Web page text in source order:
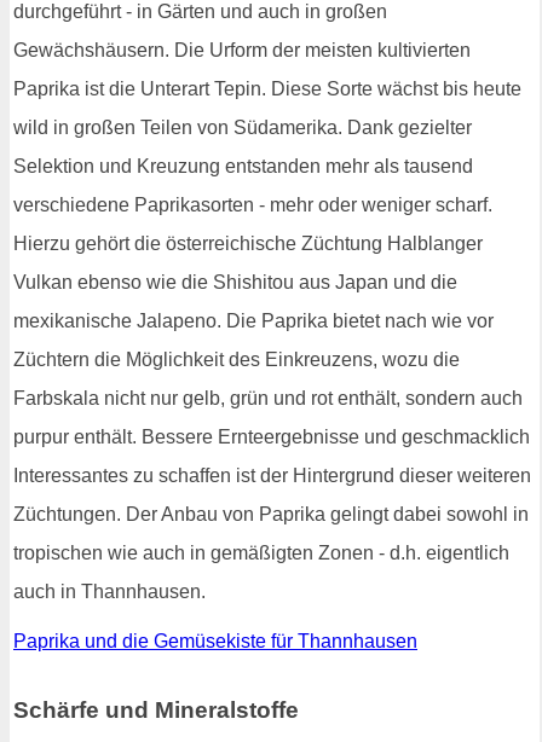
durchgeführt - in Gärten und auch in großen
Gewächshäusern. Die Urform der meisten kultivierten
Paprika ist die Unterart Tepin. Diese Sorte wächst bis heute
wild in großen Teilen von Südamerika. Dank gezielter
Selektion und Kreuzung entstanden mehr als tausend
verschiedene Paprikasorten - mehr oder weniger scharf.
Hierzu gehört die österreichische Züchtung Halblanger
Vulkan ebenso wie die Shishitou aus Japan und die
mexikanische Jalapeno. Die Paprika bietet nach wie vor
Züchtern die Möglichkeit des Einkreuzens, wozu die
Farbskala nicht nur gelb, grün und rot enthält, sondern auch
purpur enthält. Bessere Ernteergebnisse und geschmacklich
Interessantes zu schaffen ist der Hintergrund dieser weiteren
Züchtungen. Der Anbau von Paprika gelingt dabei sowohl in
tropischen wie auch in gemäßigten Zonen - d.h. eigentlich
auch in Thannhausen.
Paprika und die Gemüsekiste für Thannhausen
Schärfe und Mineralstoffe